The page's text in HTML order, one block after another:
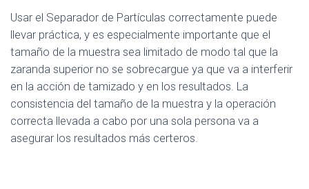
Usar el Separador de Partículas correctamente puede
llevar práctica, y es especialmente importante que el
tamaño de la muestra sea limitado de modo tal que la
zaranda superior no se sobrecargue ya que va a interferir
en la acción de tamizado y en los resultados. La
consistencia del tamaño de la muestra y la operación
correcta llevada a cabo por una sola persona va a
asegurar los resultados más certeros.